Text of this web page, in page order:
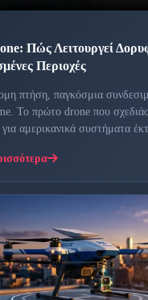
Πώς Λειτουργεί
Περιοχές
πτήση, παγκόσμια
Το πρώτο drone που
αμερικανικά συστήματα